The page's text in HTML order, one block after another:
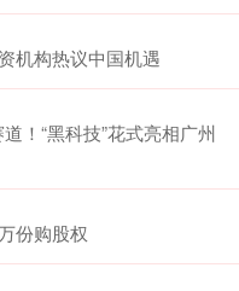
机构热议中国机遇
！“黑科技”花式亮相广州
份购股权